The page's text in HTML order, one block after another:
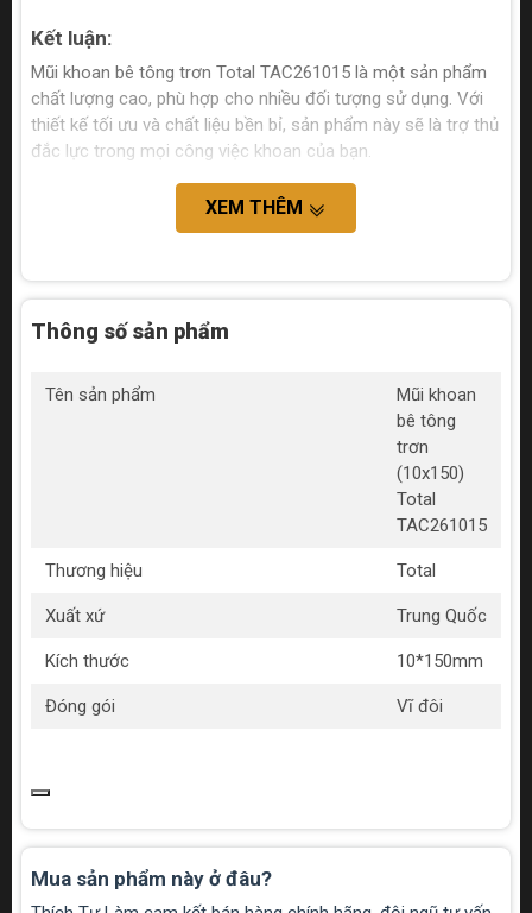
Kết luận:
Mũi khoan bê tông trơn Total TAC261015 là một sản phẩm
chất lượng cao, phù hợp cho nhiều đối tượng sử dụng. Với
thiết kế tối ưu và chất liệu bền bỉ, sản phẩm này sẽ là trợ thủ
đắc lực trong mọi công việc khoan của bạn.
XEM THÊM
Thông số sản phẩm
Tên sản phẩm
Mũi khoan
bê tông
trơn
(10x150)
Total
TAC261015
Thương hiệu Total
Xuất xứ Trung Quốc
Kích thước 10*150mm
Đóng gói Vĩ đôi
Mua sản phẩm này ở đâu?